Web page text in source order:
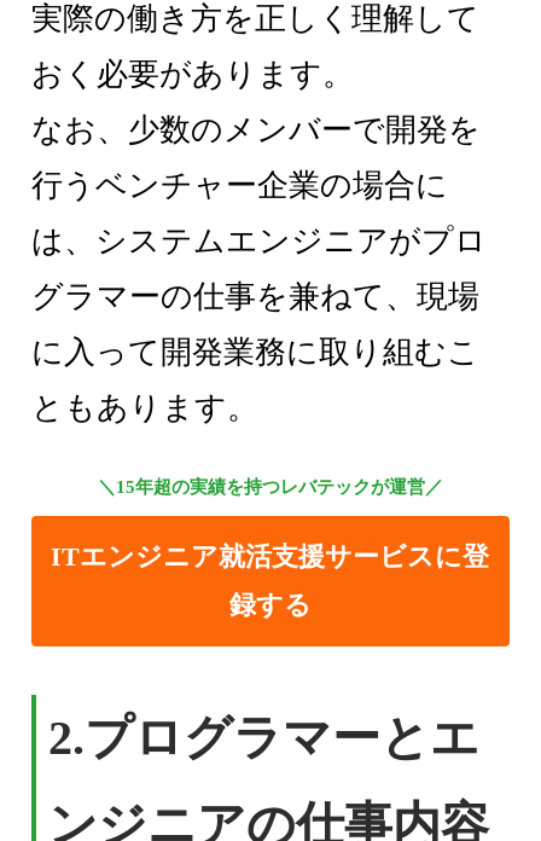
実際の働き方を正しく理解して
おく必要があります。
なお、少数のメンバーで開発を
行うベンチャー企業の場合に
は、システムエンジニアがプロ
グラマーの仕事を兼ねて、現場
に入って開発業務に取り組むこ
ともあります。
＼15年超の実績を持つレバテックが運営／
ITエンジニア就活支援サービスに登
録する
2.プログラマーとエ
ンジニアの仕事内容